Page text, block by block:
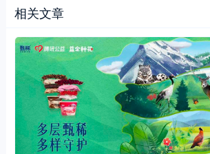
相关文章